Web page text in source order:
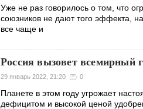
Уже не раз говорилось о том, что
союзников не дают того эффекта,
все чаще и
Россия вызовет всемирный
29 январь 2022, 21:20 0
Планете в этом году угрожает
дефицитом и высокой ценой